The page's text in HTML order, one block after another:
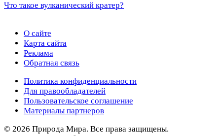
Что такое вулканический кратер?
О сайте
Карта сайта
Реклама
Обратная связь
Политика конфиденциальности
Для правообладателей
Пользовательское соглашение
Материалы партнеров
© 2026 Природа Мира. Все права защищены.